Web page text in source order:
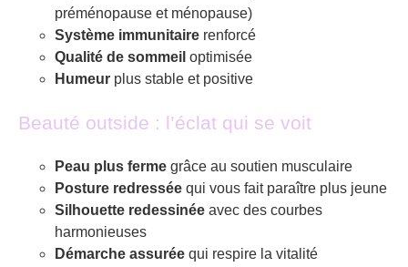
préménopause et ménopause)
Système immunitaire renforcé
Qualité de sommeil optimisée
Humeur plus stable et positive
Beauté outside : l’éclat qui se voit
Peau plus ferme grâce au soutien musculaire
Posture redressée qui vous fait paraître plus jeune
Silhouette redessinée avec des courbes
harmonieuses
Démarche assurée qui respire la vitalité